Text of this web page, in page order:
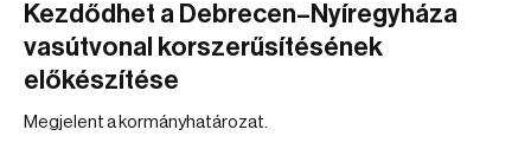
Kezdődhet a Debrecen–Nyíregyháza
vasútvonal korszerűsítésének
előkészítése
Megjelent a kormányhatározat.